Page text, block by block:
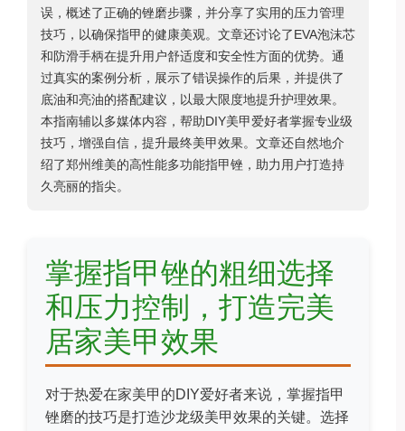
误，概述了正确的锉磨步骤，并分享了实用的压力管理
技巧，以确保指甲的健康美观。文章还讨论了EVA泡沫芯
和防滑手柄在提升用户舒适度和安全性方面的优势。通
过真实的案例分析，展示了错误操作的后果，并提供了
底油和亮油的搭配建议，以最大限度地提升护理效果。
本指南辅以多媒体内容，帮助DIY美甲爱好者掌握专业级
技巧，增强自信，提升最终美甲效果。文章还自然地介
绍了郑州维美的高性能多功能指甲锉，助力用户打造持
久亮丽的指尖。
掌握指甲锉的粗细选择
和压力控制，打造完美
居家美甲效果
对于热爱在家美甲的DIY爱好者来说，掌握指甲
锉磨的技巧是打造沙龙级美甲效果的关键。选择